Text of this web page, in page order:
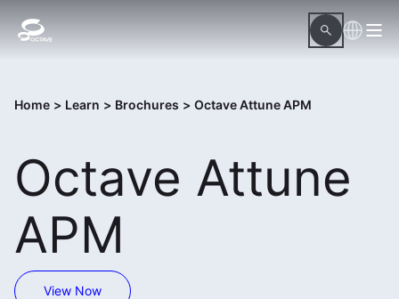
Home > Learn > Brochures > Octave Attune APM
Octave Attune
APM
View Now